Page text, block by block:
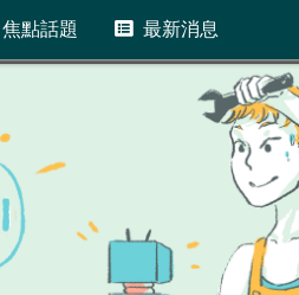
焦點話題 最新消息